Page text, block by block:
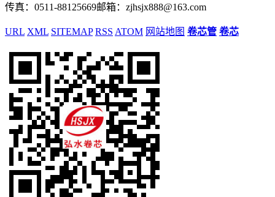
传真：0511-88125669邮箱：zjhsjx888@163.com
URL XML SITEMAP RSS ATOM 网站地图 卷芯管 卷芯